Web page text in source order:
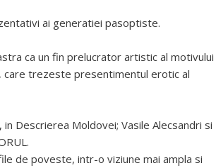
ai generatiei pasoptiste.
ca un fin prelucrator artistic al motivului
care trezeste presentimentul erotic al
Descrierea Moldovei; Vasile Alecsandri si
de poveste, intr-o viziune mai ampla si